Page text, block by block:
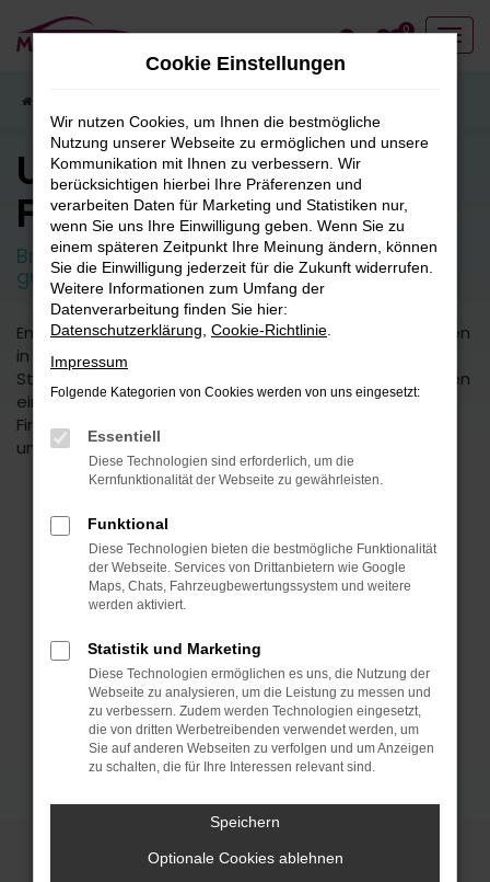
Zum
Hauptinhalt
0
Unser
Fahrzeugbestand
Breite Auswahl an attraktiven Neuwagen und
guten Gebrauchtfahrzeugen.
Entdecken Sie unsere vielfältige Auswahl an Fahrzeugen
in unserem umfangreichen Fuhrpark. Von kleinen
Stadtautos bis hin zu geräumigen SUVs bieten wir Ihnen
eine breite Palette an Fahrzeugmodellen und -typen.
Finden Sie das perfekte Fahrzeug für Ihre Bedürfnisse
und Vorlieben.
Fehler: Network Error
Beim Laden ist ein Fehler aufgetreten.
Hier sind ein paar Tipps, die dir helfen können:
Überprüfe deine Firewall und deine
Internetverbindung.
Laden andere Webseiten, zum Beispiel deine
Suchmaschine?
Prüfe deine Browsererweiterungen.
können das Laden bestimmter Seiten
verhindern. Funktioniert die Seite in einem
anderen Browser oder in einem privaten
Cookie Einstellungen
Wir nutzen Cookies, um Ihnen die bestmögliche
Nutzung unserer Webseite zu ermöglichen und unsere
Kommunikation mit Ihnen zu verbessern. Wir
berücksichtigen hierbei Ihre Präferenzen und
verarbeiten Daten für Marketing und Statistiken nur,
wenn Sie uns Ihre Einwilligung geben. Wenn Sie zu
einem späteren Zeitpunkt Ihre Meinung ändern, können
Sie die Einwilligung jederzeit für die Zukunft widerrufen.
Weitere Informationen zum Umfang der
Datenverarbeitung finden Sie hier:
Datenschutzerklärung Cookie-Richtlinie
Impressum
Folgende Kategorien von Cookies werden von uns eingesetzt:
Essentiell
Diese Technologien sind erforderlich, um die
Kernfunktionalität der Webseite zu gewährleisten.
Funktional
Diese Technologien bieten die bestmögliche Funktionalität
der Webseite. Services von Drittanbietern wie Google
Maps, Chats, Fahrzeugbewertungssystem und weitere
werden aktiviert.
Statistik und Marketing
Diese Technologien ermöglichen es uns, die Nutzung der
Webseite zu analysieren, um die Leistung zu messen und
zu verbessern. Zudem werden Technologien eingesetzt,
die von dritten Werbetreibenden verwendet werden, um
Sie auf anderen Webseiten zu verfolgen und um Anzeigen
zu schalten, die für Ihre Interessen relevant sind.
Speichern
Optionale Cookies ablehnen